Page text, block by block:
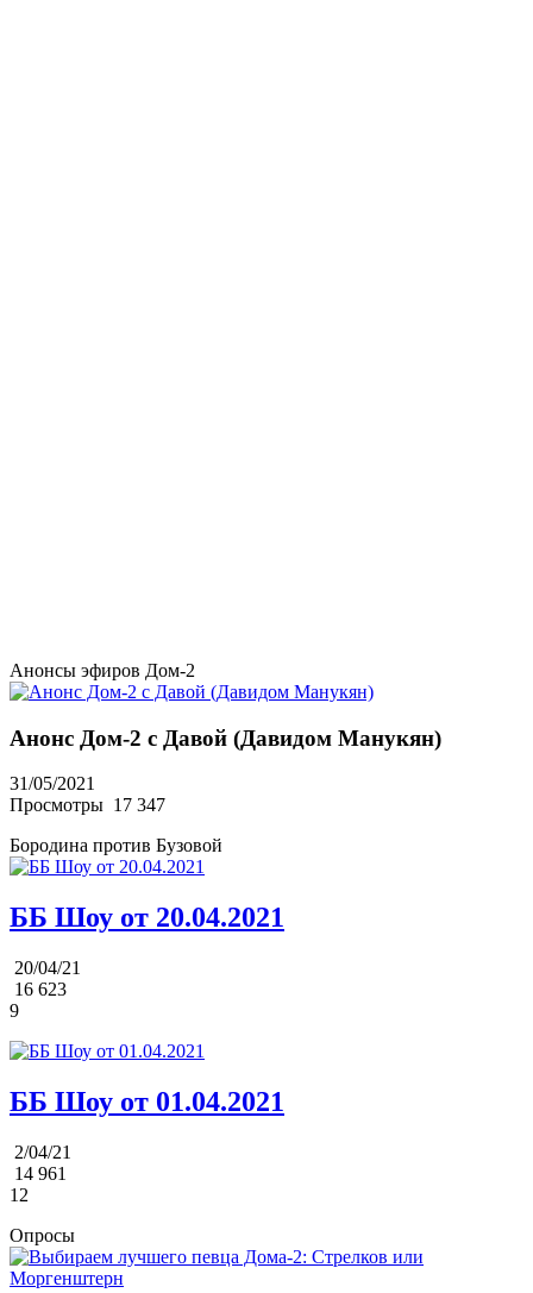
Анонсы эфиров Дом-2
Анонс Дом-2 с Давой (Давидом Манукян)
31/05/2021
Просмотры 17 347
Бородина против Бузовой
ББ Шоу от 20.04.2021
20/04/21
16 623
9
ББ Шоу от 01.04.2021
2/04/21
14 961
12
Опросы